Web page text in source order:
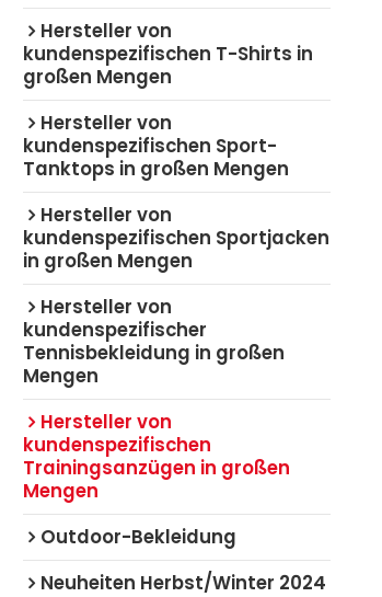
Hersteller von
kundenspezifischen T-Shirts in
großen Mengen
Hersteller von
kundenspezifischen Sport-
Tanktops in großen Mengen
Hersteller von
kundenspezifischen Sportjacken
in großen Mengen
Hersteller von
kundenspezifischer
Tennisbekleidung in großen
Mengen
Hersteller von
kundenspezifischen
Trainingsanzügen in großen
Mengen
Outdoor-Bekleidung
Neuheiten Herbst/Winter 2024